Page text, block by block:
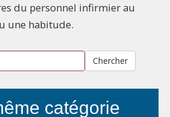
du personnel infirmier au
une habitude.
Chercher
catégorie